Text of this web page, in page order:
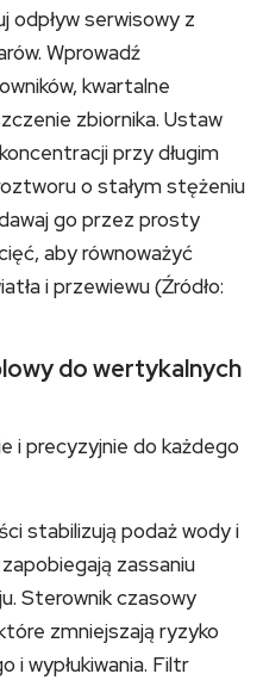
odpływ serwisowy z
Wprowadź
kwartalne
zbiornika. Ustaw
przy długim
o stałym stężeniu
go przez prosty
aby równoważyć
i przewiewu (Źródło:
do wertykalnych
i precyzyjnie do każdego
stabilizują podaż wody i
zassaniu
Sterownik czasowy
zmniejszają ryzyko
i wypłukiwania. Filtr